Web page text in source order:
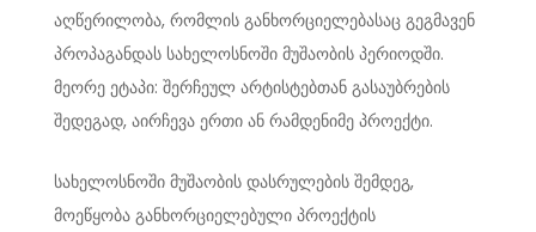
აღწერილობა, რომლის განხორციელებასაც გეგმავენ
პროპაგანდას სახელოსნოში მუშაობის პერიოდში.
მეორე ეტაპი: შერჩეულ არტისტებთან გასაუბრების
შედეგად, აირჩევა ერთი ან რამდენიმე პროექტი.
სახელოსნოში მუშაობის დასრულების შემდეგ,
მოეწყობა განხორციელებული პროექტის